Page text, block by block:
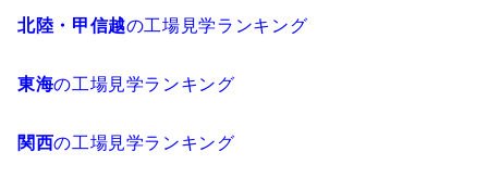
北陸・甲信越の工場見学ランキング
東海の工場見学ランキング
関西の工場見学ランキング